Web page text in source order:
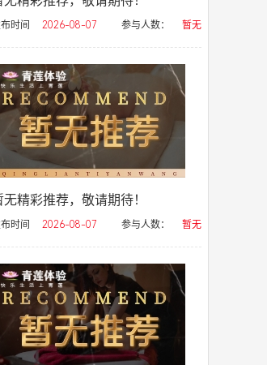
时间 2026-08-07 参与人数： 暂无
无精彩推荐，敬请期待！
时间 2026-08-07 参与人数： 暂无